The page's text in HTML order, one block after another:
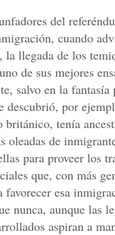
del
cuando
llegada de los
de sus mejores
salvo en la
descubrió, por
tenía
oleadas de
para proveer los
que, con más
favorecer esa
nunca, aunque las
aspiran a